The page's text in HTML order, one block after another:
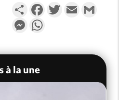
PartagerFacebookTwitterEmail
Messenger
à la une